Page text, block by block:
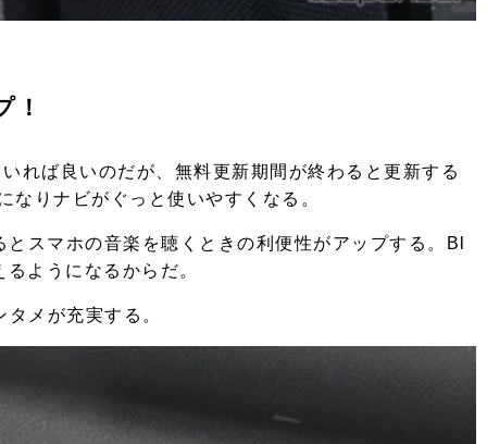
！
れば良いのだが、無料更新期間が終わると更新する
りナビがぐっと使いやすくなる。
スマホの音楽を聴くときの利便性がアップする。Bl
ようになるからだ。
メが充実する。